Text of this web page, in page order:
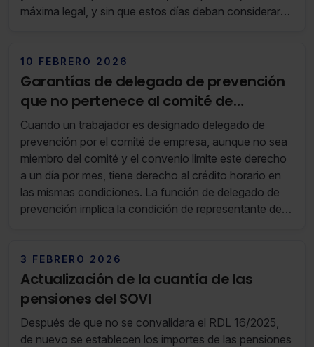
máxima legal, y sin que estos días deban considerarse
10 FEBRERO 2026
Garantías de delegado de prevención
que no pertenece al comité de
empresa
Cuando un trabajador es designado delegado de
prevención por el comité de empresa, aunque no sea
miembro del comité y el convenio limite este derecho
a un día por mes, tiene derecho al crédito horario en
las mismas condiciones. La función de delegado de
prevención implica la condición de representante de
garantías y derechos previstos en la LPRL art. 37 y en
el ET art. 68.
3 FEBRERO 2026
Actualización de la cuantía de las
pensiones del SOVI
Después de que no se convalidara el RDL 16/2025,
de nuevo se establecen los importes de las pensiones